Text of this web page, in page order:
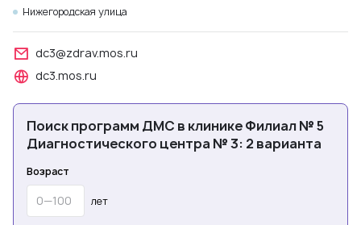
Нижегородская улица
dc3@zdrav.mos.ru
dc3.mos.ru
Поиск программ ДМС в клинике Филиал № 5
Диагностического центра № 3: 2 варианта
Возраст
лет